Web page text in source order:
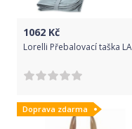
1062 Kč
Doprava zdarma